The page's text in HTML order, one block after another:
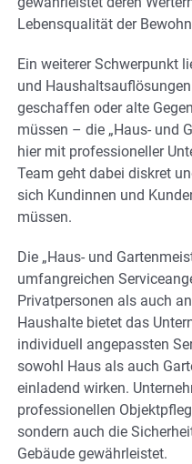
Lebensqualität der
Ein weiterer Schwerpunkt
und
geschaffen oder alte
müssen – die „Haus- und
hier mit professioneller
Team geht dabei diskret
sich Kundinnen und
müssen.
Die „Haus- und
umfangreichen
Privatpersonen als auch
Haushalte bietet das
individuell angepassten
sowohl Haus als auch
einladend wirken.
professionellen
sondern auch die
Gebäude gewährleistet.